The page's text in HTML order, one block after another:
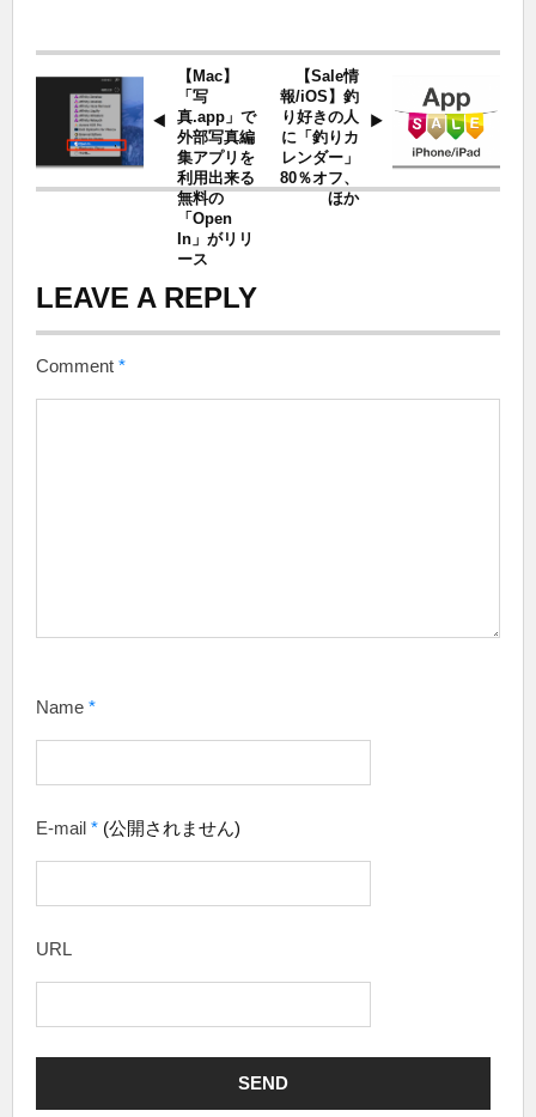
【Mac】
「写
真.app」で
外部写真編
集アプリを
利用出来る
無料の
「Open
In」がリリ
ース
【Sale情
報/iOS】釣
り好きの人
に「釣りカ
レンダー」
80％オフ、
ほか
LEAVE A REPLY
Comment *
Name *
E-mail * (公開されません)
URL